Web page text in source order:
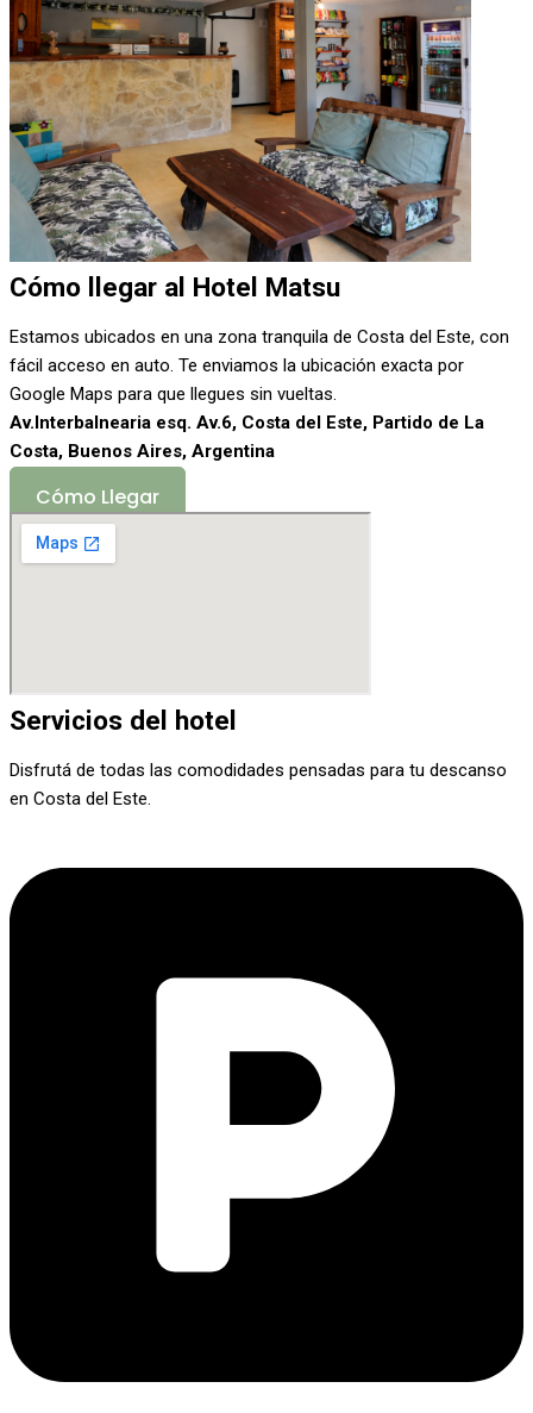
Cómo llegar al Hotel Matsu
Estamos ubicados en una zona tranquila de Costa del Este, con
fácil acceso en auto. Te enviamos la ubicación exacta por
Google Maps para que llegues sin vueltas.
Av.Interbalnearia esq. Av.6, Costa del Este, Partido de La
Costa, Buenos Aires, Argentina
Cómo Llegar
Servicios del hotel
Disfrutá de todas las comodidades pensadas para tu descanso
en Costa del Este.